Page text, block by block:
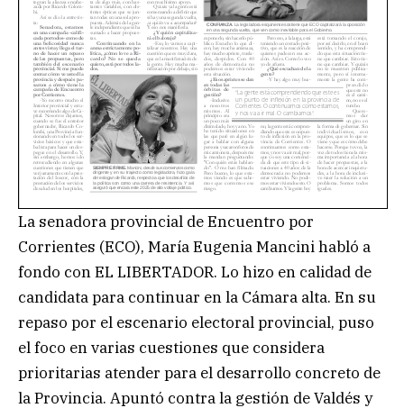
La senadora provincial de Encuentro por
Corrientes (ECO), María Eugenia Mancini habló a
fondo con EL LIBERTADOR. Lo hizo en calidad de
candidata para continuar en la Cámara alta. En su
repaso por el escenario electoral provincial, puso
el foco en varias cuestiones que considera
prioritarias atender para el desarrollo concreto de
la Provincia. Apuntó contra la gestión de Valdés y